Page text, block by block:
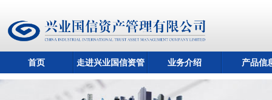
首页 走进兴业国信资管 业务介绍 产品信